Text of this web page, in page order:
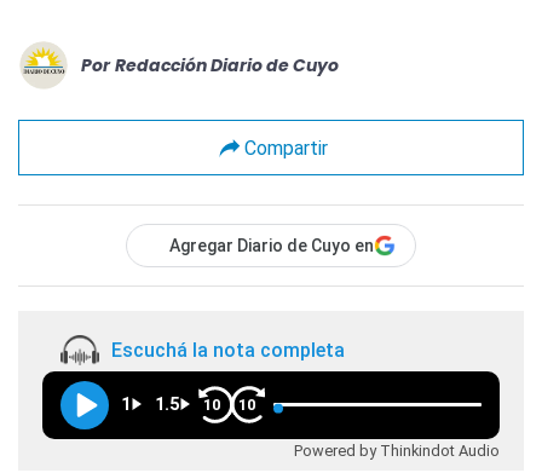
Por Redacción Diario de Cuyo
Compartir
Agregar Diario de Cuyo en
Escuchá la nota completa
1 1.5 10 10
Powered by Thinkindot Audio